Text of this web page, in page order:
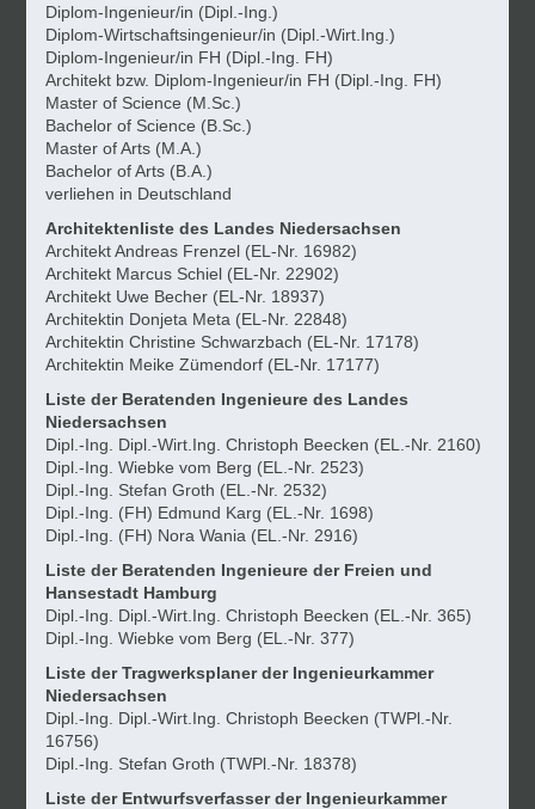
Diplom-Ingenieur/in (Dipl.-Ing.)
Diplom-Wirtschaftsingenieur/in (Dipl.-Wirt.Ing.)
Diplom-Ingenieur/in FH (Dipl.-Ing. FH)
Architekt bzw. Diplom-Ingenieur/in FH (Dipl.-Ing. FH)
Master of Science (M.Sc.)
Bachelor of Science (B.Sc.)
Master of Arts (M.A.)
Bachelor of Arts (B.A.)
verliehen in Deutschland
Architektenliste des Landes Niedersachsen
Architekt Andreas Frenzel (EL-Nr. 16982)
Architekt Marcus Schiel (EL-Nr. 22902)
Architekt Uwe Becher (EL-Nr. 18937)
Architektin Donjeta Meta (EL-Nr. 22848)
Architektin Christine Schwarzbach (EL-Nr. 17178)
Architektin Meike Zümendorf (EL-Nr. 17177)
Liste der Beratenden Ingenieure des Landes
Niedersachsen
Dipl.-Ing. Dipl.-Wirt.Ing. Christoph Beecken (EL.-Nr. 2160)
Dipl.-Ing. Wiebke vom Berg (EL.-Nr. 2523)
Dipl.-Ing. Stefan Groth (EL.-Nr. 2532)
Dipl.-Ing. (FH) Edmund Karg (EL.-Nr. 1698)
Dipl.-Ing. (FH) Nora Wania (EL.-Nr. 2916)
Liste der Beratenden Ingenieure der Freien und
Hansestadt Hamburg
Dipl.-Ing. Dipl.-Wirt.Ing. Christoph Beecken (EL.-Nr. 365)
Dipl.-Ing. Wiebke vom Berg (EL.-Nr. 377)
Liste der Tragwerksplaner der Ingenieurkammer
Niedersachsen
Dipl.-Ing. Dipl.-Wirt.Ing. Christoph Beecken (TWPl.-Nr.
16756)
Dipl.-Ing. Stefan Groth (TWPl.-Nr. 18378)
Liste der Entwurfsverfasser der Ingenieurkammer